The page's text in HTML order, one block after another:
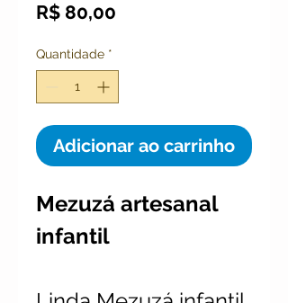
R$ 80,00
Quantidade *
Adicionar ao carrinho
Mezuzá artesanal
infantil